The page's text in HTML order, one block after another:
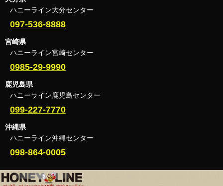
ハニーライン大分センター
097-536-8888
宮崎県
ハニーライン宮崎センター
0985-29-9990
鹿児島県
ハニーライン鹿児島センター
099-227-7770
沖縄県
ハニーライン沖縄センター
098-864-0005